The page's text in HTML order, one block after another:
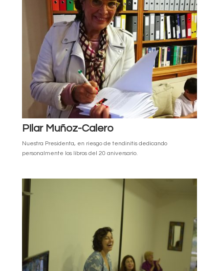
PIlar Muñoz-Calero
Nuestra Presidenta, en riesgo de tendinitis dedicando
personalmente los libros del 20 aniversario.